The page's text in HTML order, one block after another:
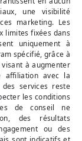
une visibilité
marketing. Les
limites fixées dans
uniquement à
spécifié, grâce à
à augmenter
affiliation avec la
des services reste
les conditions
de conseil ne
des résultats
ou des